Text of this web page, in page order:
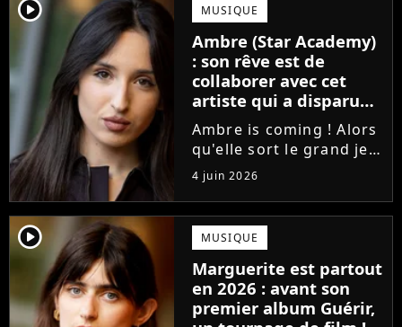
premier single que la
chanteuse a
confectionné avec...
player2 MUSIQUE
Ambre (Star Academy)
: son rêve est de
collaborer avec cet
artiste qui a disparu
des radars, "c'est un
génie"
Ambre is coming ! Alors
qu'elle sort le grand jeu
cette semaine en
publiant son premier
single J'me demande, la
gagnante de la Star
Academy affiche
clairement ses
ambitions. Son rêve...
4 juin 2026
player2 MUSIQUE
Marguerite est partout
en 2026 : avant son
premier album Guérir,